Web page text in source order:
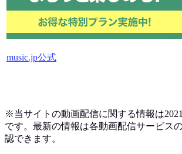
music.jp公式
※当サイトの動画配信に関する情報は
です。最新の情報は各動画配信サービス
認できます。